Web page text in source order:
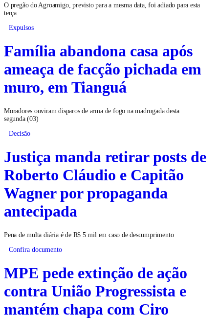
O pregão do Agroamigo, previsto para a mesma data, foi adiado para esta
terça
Expulsos
Família abandona casa após
ameaça de facção pichada em
muro, em Tianguá
Moradores ouviram disparos de arma de fogo na madrugada desta
segunda (03)
Decisão
Justiça manda retirar posts de
Roberto Cláudio e Capitão
Wagner por propaganda
antecipada
Pena de multa diária é de R$ 5 mil em caso de descumprimento
Confira documento
MPE pede extinção de ação
contra União Progressista e
mantém chapa com Ciro